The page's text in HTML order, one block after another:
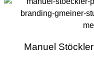
Manuel Stöckler